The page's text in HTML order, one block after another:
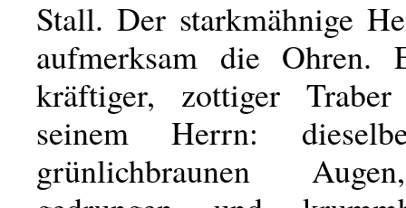
Stall. Der starkmähnige
aufmerksam die Ohren.
kräftiger, zottiger
seinem Herrn:
grünlichbraunen